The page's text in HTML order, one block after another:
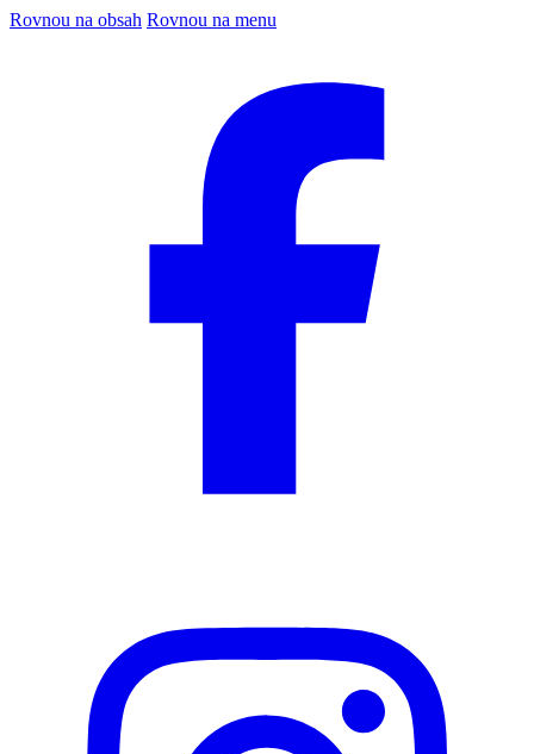
Rovnou na obsah Rovnou na menu